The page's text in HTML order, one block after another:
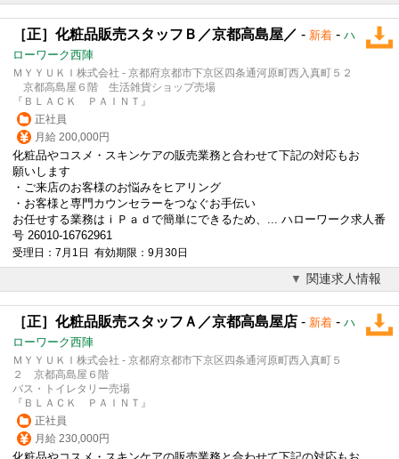
［正］化粧品販売スタッフＢ／京都高島屋／ - 新着 - ハ
ローワーク西陣
ＭＹＹＵＫＩ株式会社 - 京都府京都市下京区四条通河原町西入真町５２
京都高島屋６階 生活雑貨ショップ売場
『ＢＬＡＣＫ ＰＡＩＮＴ』
正社員
月給 200,000円
化粧品やコスメ・スキンケアの販売業務と合わせて下記の対応もお
願いします
・ご来店のお客様のお悩みをヒアリング
・お客様と専門カウンセラーをつなぐお手伝い
お任せする業務はｉＰａｄで簡単にできるため、... ハローワーク求人番
号 26010-16762961
受理日：7月1日 有効期限：9月30日
関連求人情報
［正］化粧品販売スタッフＡ／京都高島屋店 - 新着 - ハ
ローワーク西陣
ＭＹＹＵＫＩ株式会社 - 京都府京都市下京区四条通河原町西入真町５
２ 京都高島屋６階
バス・トイレタリー売場
『ＢＬＡＣＫ ＰＡＩＮＴ』
正社員
月給 230,000円